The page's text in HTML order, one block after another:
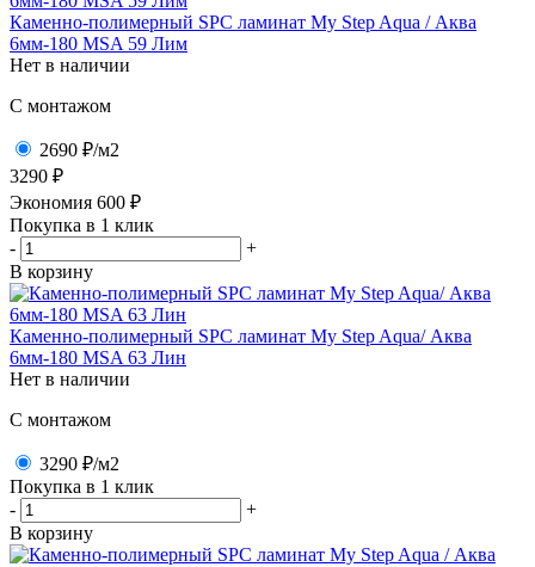
Каменно-полимерный SPC ламинат My Step Aqua / Аква
6мм-180 MSA 59 Лим
Нет в наличии
C монтажом
2690 ₽/м2
3290 ₽
Экономия 600 ₽
Покупка в 1 клик
-
+
В корзину
Каменно-полимерный SPC ламинат My Step Aqua/ Аква
6мм-180 MSA 63 Лин
Нет в наличии
C монтажом
3290 ₽/м2
Покупка в 1 клик
-
+
В корзину